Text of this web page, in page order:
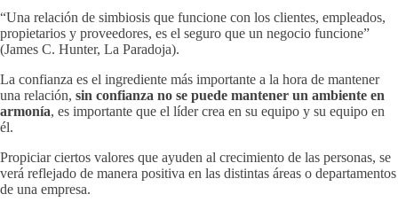
“Una relación de simbiosis que funcione con los clientes, empleados,
propietarios y proveedores, es el seguro que un negocio funcione”
(James C. Hunter, La Paradoja).
La confianza es el ingrediente más importante a la hora de mantener
una relación, sin confianza no se puede mantener un ambiente en
armonía, es importante que el líder crea en su equipo y su equipo en
él.
Propiciar ciertos valores que ayuden al crecimiento de las personas, se
verá reflejado de manera positiva en las distintas áreas o departamentos
de una empresa.